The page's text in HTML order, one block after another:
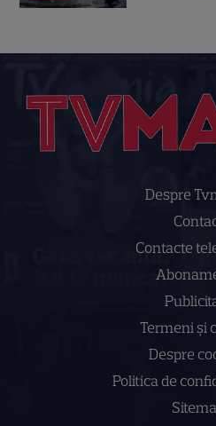
Despre
Contacte
Termeni și
Despre
Politica de